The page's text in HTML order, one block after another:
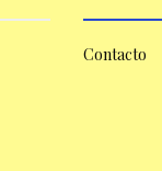
Contacto